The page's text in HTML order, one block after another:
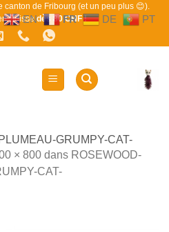
canton de Fribourg (et un peu plus 😊).
Suissedès 80 CHF !
GRUMPY-CAT-
× 800 dans ROSEWOOD-
CAT-
EN FR DE PT